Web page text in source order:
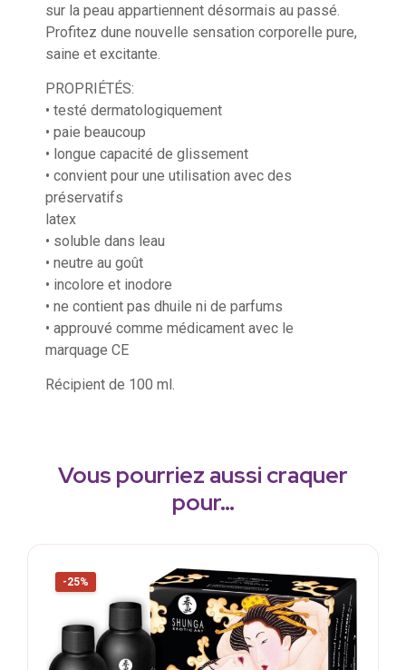
sur la peau appartiennent désormais au passé.
Profitez dune nouvelle sensation corporelle pure,
saine et excitante.
PROPRIÉTÉS:
• testé dermatologiquement
• paie beaucoup
• longue capacité de glissement
• convient pour une utilisation avec des
préservatifs
latex
• soluble dans leau
• neutre au goût
• incolore et inodore
• ne contient pas dhuile ni de parfums
• approuvé comme médicament avec le
marquage CE
Récipient de 100 ml.
Vous pourriez aussi craquer
pour…
-25%